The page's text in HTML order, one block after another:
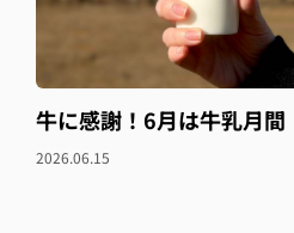
牛に感謝！6月は牛乳月間
2026.06.15